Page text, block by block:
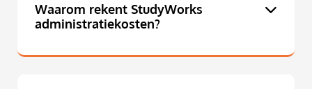
Waarom rekent StudyWorks
administratiekosten?